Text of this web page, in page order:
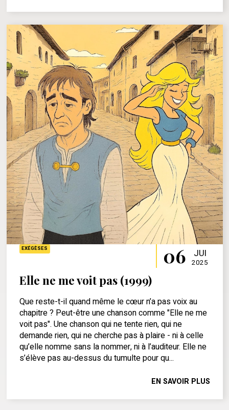
EXÉGÈSES 06 JUI
2025
Elle ne me voit pas (1999)
Que reste-t-il quand même le cœur n’a pas voix au
chapitre ? Peut-être une chanson comme "Elle ne me
voit pas". Une chanson qui ne tente rien, qui ne
demande rien, qui ne cherche pas à plaire - ni à celle
qu’elle nomme sans la nommer, ni à l’auditeur. Elle ne
s’élève pas au-dessus du tumulte pour qu...
EN SAVOIR PLUS